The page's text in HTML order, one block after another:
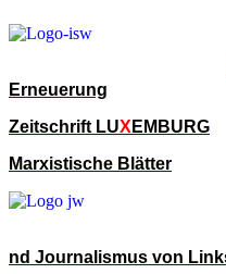
Erneuerung
Zeitschrift LUX EMBURG
Marxistische Blätter
nd Journalismus von